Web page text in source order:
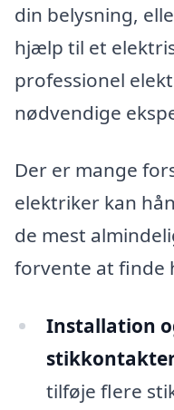
din belysning,
hjælp til et
professionel
nødvendige
Der er mange
elektriker kan
de mest
forvente at finde
Installation
tilføje flere